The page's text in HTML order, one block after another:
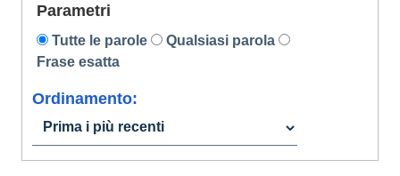
Parametri
Tutte le parole
Qualsiasi parola
Frase esatta
Ordinamento: